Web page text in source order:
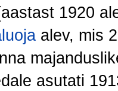
1920
alev, mis
asutati